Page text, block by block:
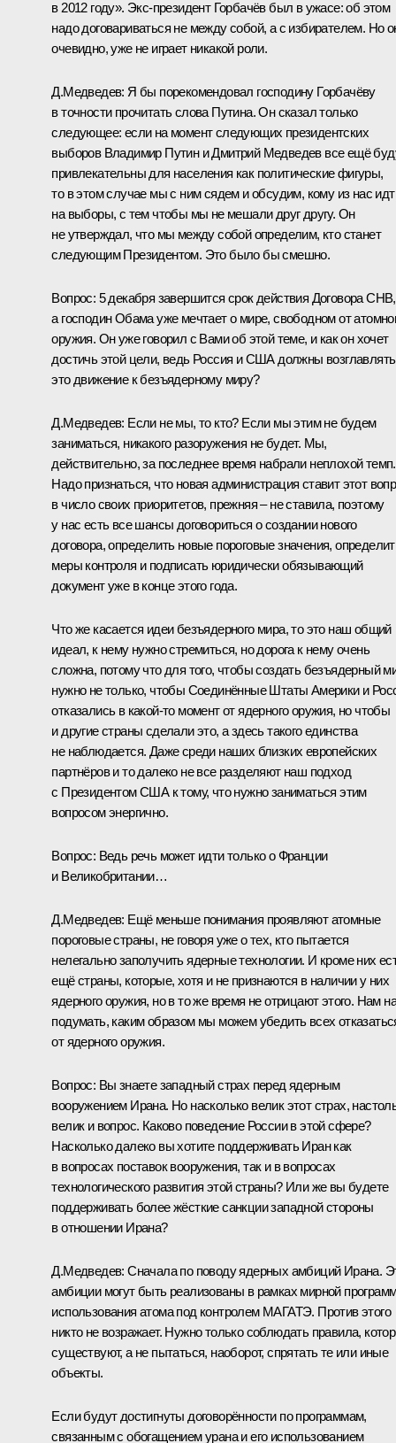
в 2012 году». Экс-президент Горбачёв был в ужасе: об этом
надо договариваться не между собой, а с избирателем. Но
очевидно, уже не играет никакой роли.
Д.Медведев: Я бы порекомендовал господину Горбачёву
в точности прочитать слова Путина. Он сказал только
следующее: если на момент следующих президентских
выборов Владимир Путин и Дмитрий Медведев все ещё
привлекательны для населения как политические фигуры,
то в этом случае мы с ним сядем и обсудим, кому из нас
на выборы, с тем чтобы мы не мешали друг другу. Он
не утверждал, что мы между собой определим, кто станет
следующим Президентом. Это было бы смешно.
Вопрос: 5 декабря завершится срок действия Договора СНВ,
а господин Обама уже мечтает о мире, свободном от
оружия. Он уже говорил с Вами об этой теме, и как он хочет
достичь этой цели, ведь Россия и США должны возглавлять
это движение к безъядерному миру?
Д.Медведев: Если не мы, то кто? Если мы этим не будем
заниматься, никакого разоружения не будет. Мы,
действительно, за последнее время набрали неплохой темп.
Надо признаться, что новая администрация ставит этот
в число своих приоритетов, прежняя – не ставила, поэтому
у нас есть все шансы договориться о создании нового
договора, определить новые пороговые значения,
меры контроля и подписать юридически обязывающий
документ уже в конце этого года.
Что же касается идеи безъядерного мира, то это наш общий
идеал, к нему нужно стремиться, но дорога к нему очень
сложна, потому что для того, чтобы создать безъядерный
нужно не только, чтобы Соединённые Штаты Америки и
отказались в какой‑то момент от ядерного оружия, но чтобы
и другие страны сделали это, а здесь такого единства
не наблюдается. Даже среди наших близких европейских
партнёров и то далеко не все разделяют наш подход
с Президентом США к тому, что нужно заниматься этим
вопросом энергично.
Вопрос: Ведь речь может идти только о Франции
и Великобритании…
Д.Медведев: Ещё меньше понимания проявляют атомные
пороговые страны, не говоря уже о тех, кто пытается
нелегально заполучить ядерные технологии. И кроме них
ещё страны, которые, хотя и не признаются в наличии у них
ядерного оружия, но в то же время не отрицают этого. Нам
подумать, каким образом мы можем убедить всех
от ядерного оружия.
Вопрос: Вы знаете западный страх перед ядерным
вооружением Ирана. Но насколько велик этот страх,
велик и вопрос. Каково поведение России в этой сфере?
Насколько далеко вы хотите поддерживать Иран как
в вопросах поставок вооружения, так и в вопросах
технологического развития этой страны? Или же вы будете
поддерживать более жёсткие санкции западной стороны
в отношении Ирана?
Д.Медведев: Сначала по поводу ядерных амбиций Ирана.
амбиции могут быть реализованы в рамках мирной
использования атома под контролем МАГАТЭ. Против этого
никто не возражает. Нужно только соблюдать правила,
существуют, а не пытаться, наоборот, спрятать те или иные
объекты.
Если будут достигнуты договорённости по программам,
связанным с обогащением урана и его использованием